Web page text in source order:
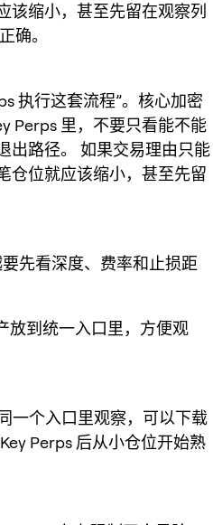
该缩小，甚至先留在观察列
确。
执行这套流程”。核心加密
Perps 里，不要只看能不能
出路径。 如果交易理由只能
仓位就应该缩小，甚至先留
先看深度、费率和止损距
放到统一入口里，方便观
一个入口里观察，可以下载
Perps 后从小仓位开始熟